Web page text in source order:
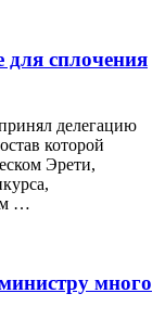
для сплочения
делегацию
которой
Эрети,
…
много